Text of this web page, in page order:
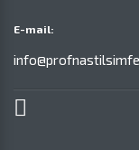
E-mail: